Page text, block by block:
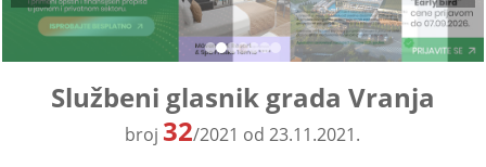
Službeni glasnik grada Vranja
broj 32/2021 od 23.11.2021.